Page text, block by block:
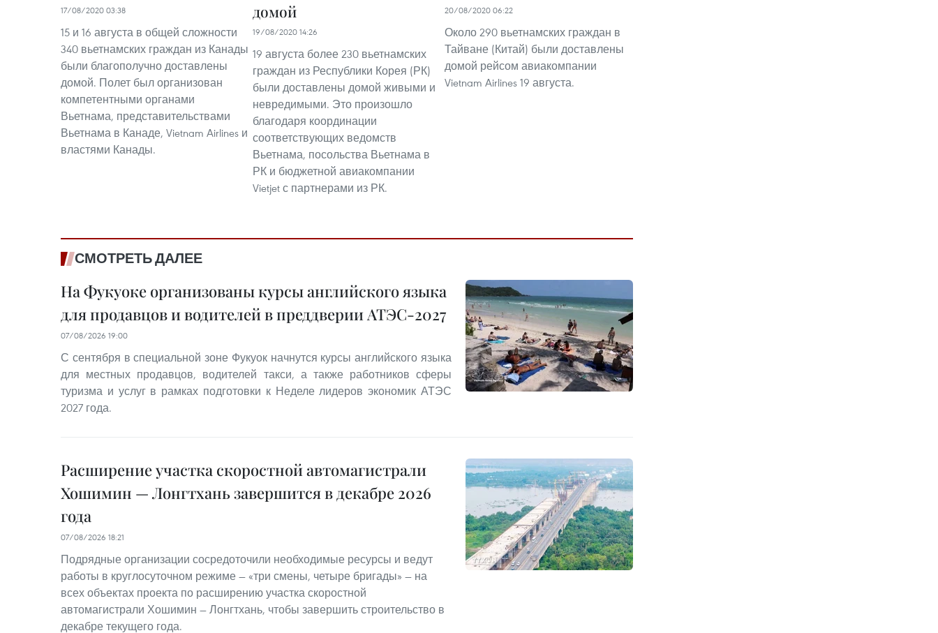
17/08/2020 03:38
15 и 16 августа в общей сложности
340 вьетнамских граждан из Канады
были благополучно доставлены
домой. Полет был организован
компетентными органами
Вьетнама, представительствами
Вьетнама в Канаде, Vietnam Airlines и
властями Канады.
домой
19/08/2020 14:26
19 августа более 230 вьетнамских
граждан из Республики Корея (РК)
были доставлены домой живыми и
невредимыми. Это произошло
благодаря координации
соответствующих ведомств
Вьетнама, посольства Вьетнама в
РК и бюджетной авиакомпании
Vietjet с партнерами из РК.
20/08/2020 06:22
Около 290 вьетнамских граждан в
Тайване (Китай) были доставлены
домой рейсом авиакомпании
Vietnam Airlines 19 августа.
СМОТРЕТЬ ДАЛЕЕ
На Фукуоке организованы курсы английского языка
для продавцов и водителей в преддверии АТЭС-2027
07/08/2026 19:00
С сентября в специальной зоне Фукуок начнутся курсы английского языка
для местных продавцов, водителей такси, а также работников сферы
туризма и услуг в рамках подготовки к Неделе лидеров экономик АТЭС
2027 года.
Расширение участка скоростной автомагистрали
Хошимин — Лонгтхань завершится в декабре 2026
года
07/08/2026 18:21
Подрядные организации сосредоточили необходимые ресурсы и ведут
работы в круглосуточном режиме — «три смены, четыре бригады» — на
всех объектах проекта по расширению участка скоростной
автомагистрали Хошимин — Лонгтхань, чтобы завершить строительство в
декабре текущего года.